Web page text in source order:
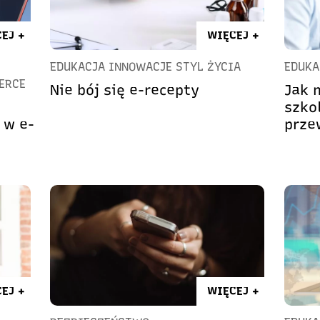
+
w e-
WIĘCEJ +
EDUKACJA INNOWACJE STYL ŻYCIA
Nie bój się e-recepty
Jak
+ WIĘCEJ +